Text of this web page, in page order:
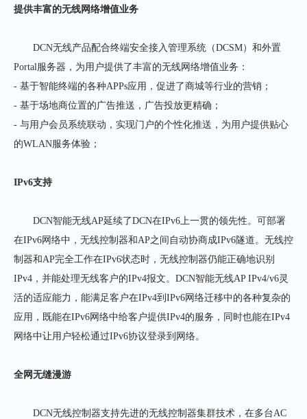
提供丰富的无线网络增值业务
DCN无线产品配合终端安全接入管理系统（DCSM）和外置
Portal服务器，为用户提供了丰富的无线网络增值业务：
- 基于智能终端的各种APPs应用，促进了商城等行业的营销；
- 基于场地商位置的广告推送，广告投放更精确；
- 与用户会员系统联动，实现门户的个性化推送，为用户提供贴心
的WLAN服务体验；
IPv6支持
DCN智能无线AP延续了DCN在IPv6上一贯的领先性。可部署
在IPv6网络中，无线控制器和AP之间自动协商成IPv6隧道。无线控
制器和AP完全工作在IPv6状态时，无线控制器仍能正确地识别
IPv4，并能处理无线客户的IPv4报文。DCN智能无线AP IPv4/v6灵
活的适应能力，能满足客户在IPv4到IPv6网络迁移中的各种复杂的
应用，既能在IPv6网络中给客户提供IPv4的服务，同时也能在IPv4
网络中让用户轻松通过IPv6协议登录到网络。
全网无缝漫游
DCN无线控制器支持先进的无线控制器集群技术，在多台AC